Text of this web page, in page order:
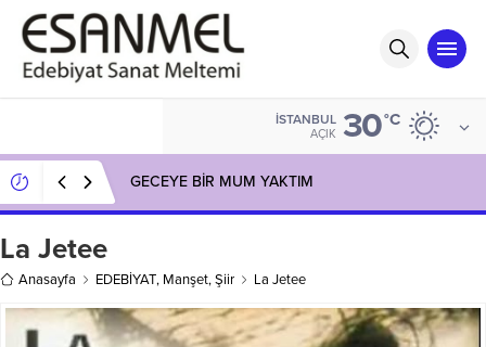
İSTANBUL
AÇIK 30°C
GECEYE BİR MUM YAKTIM
La Jetee
Anasayfa EDEBİYAT, Manşet,Şiir La Jetee